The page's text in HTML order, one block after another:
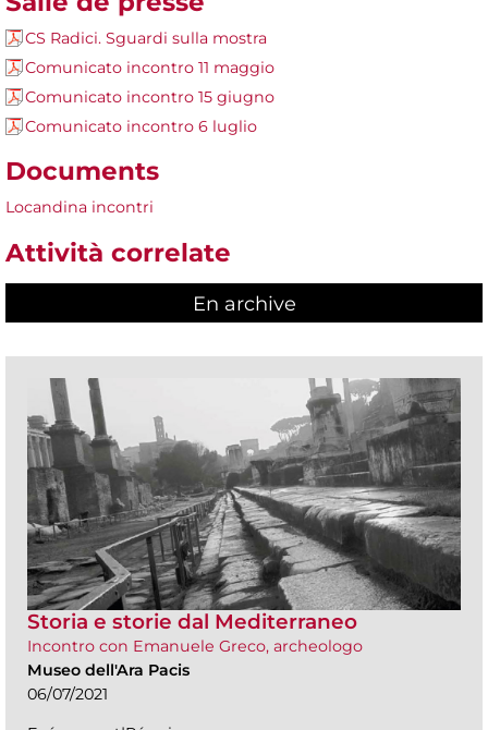
CS Radici. Sguardi sulla mostra
Comunicato incontro 11 maggio
Comunicato incontro 15 giugno
Comunicato incontro 6 luglio
Documents
Locandina incontri
Attività correlate
En archive
Storia e storie dal Mediterraneo
Incontro con Emanuele Greco, archeologo
Museo dell'Ara Pacis
06/07/2021